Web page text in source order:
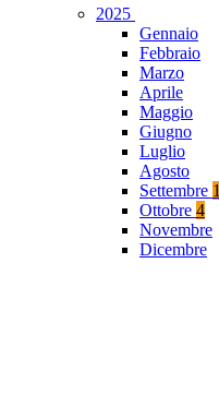
2025
Gennaio
Febbraio
Marzo
Aprile
Maggio
Giugno
Luglio
Agosto
Settembre 1
Ottobre 4
Novembre
Dicembre